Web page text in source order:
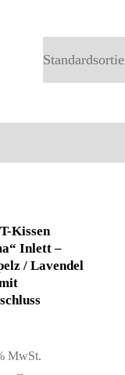
Kissen
Inlett –
/ Lavendel
MwSt.